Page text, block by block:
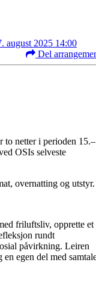
august 2025 14:00
Del
to netter i perioden 15.–
OSIs selveste
overnatting og utstyr.
friluftsliv, opprette et
rundt
påvirkning. Leiren
egen del med